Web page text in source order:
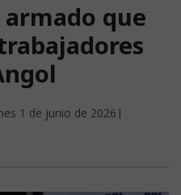
que
1 de junio de 2026